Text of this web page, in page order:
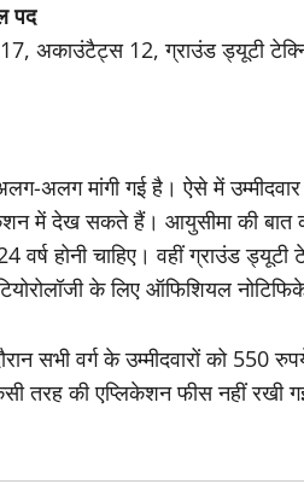
पद
अकाउंटैट्स 12, ग्राउंड ड्यूटी
अलग-अलग मांगी गई है। ऐसे में
में देख सकते हैं। आयुसीमा की बात
होनी चाहिए। वहीं ग्राउंड
के लिए ऑफिशियल
सभी वर्ग के उम्मीदवारों को 550
तरह की एप्लिकेशन फीस नहीं रखी